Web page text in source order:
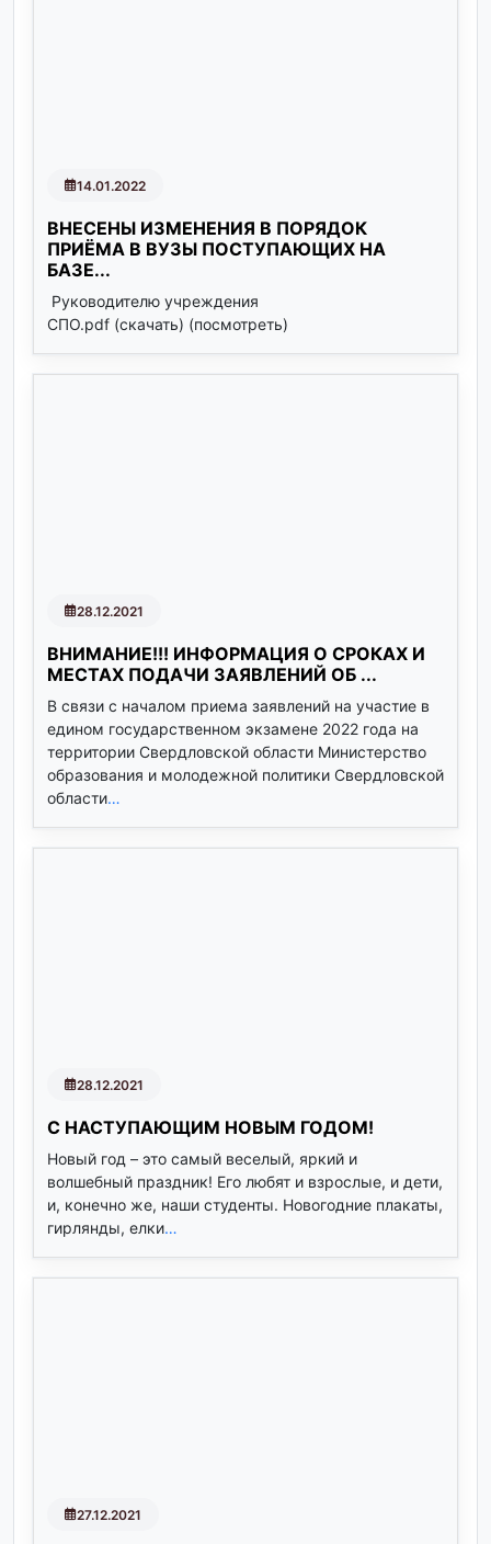
14.01.2022
ВНЕСЕНЫ ИЗМЕНЕНИЯ В ПОРЯДОК
ПРИЁМА В ВУЗЫ ПОСТУПАЮЩИХ НА
БАЗЕ...
Руководителю учреждения
СПО.pdf (скачать) (посмотреть)
28.12.2021
ВНИМАНИЕ!!! ИНФОРМАЦИЯ О СРОКАХ И
МЕСТАХ ПОДАЧИ ЗАЯВЛЕНИЙ ОБ ...
В связи с началом приема заявлений на участие в
едином государственном экзамене 2022 года на
территории Свердловской области Министерство
образования и молодежной политики Свердловской
области…
28.12.2021
С НАСТУПАЮЩИМ НОВЫМ ГОДОМ!
Новый год – это самый веселый, яркий и
волшебный праздник! Его любят и взрослые, и дети,
и, конечно же, наши студенты. Новогодние плакаты,
гирлянды, елки…
27.12.2021